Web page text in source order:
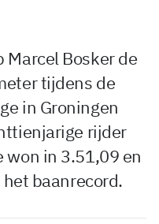
Marcel Bosker de
tijdens de
in Groningen
rijder
won in 3.51,09 en
baanrecord.